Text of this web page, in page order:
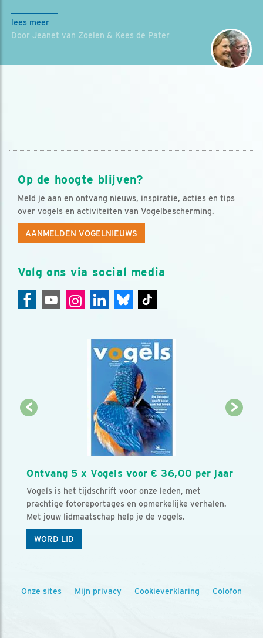
lees meer
Door Jeanet van Zoelen & Kees de Pater
Op de hoogte blijven?
Meld je aan en ontvang nieuws, inspiratie, acties en tips
over vogels en activiteiten van Vogelbescherming.
AANMELDEN VOGELNIEUWS
Volg ons via social media
Ontvang 5 x Vogels voor € 36,00 per jaar
Vogels is het tijdschrift voor onze leden, met
prachtige fotoreportages en opmerkelijke verhalen.
Met jouw lidmaatschap help je de vogels.
WORD LID
Onze sites Mijn privacy Cookieverklaring Colofon